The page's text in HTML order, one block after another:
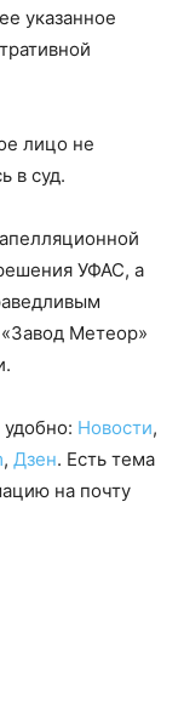
указанное
лицо не
в суд.
УФАС, а
Метеор»
Новости,
, Дзен. Есть тема
на почту